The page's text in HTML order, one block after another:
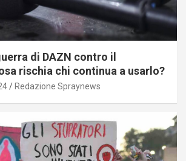
di DAZN contro il
rischia chi continua a usarlo?
Redazione Spraynews